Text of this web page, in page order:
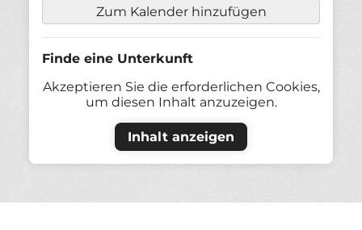
Zum Kalender hinzufügen
Finde eine Unterkunft
Akzeptieren Sie die erforderlichen Cookies,
um diesen Inhalt anzuzeigen.
Inhalt anzeigen